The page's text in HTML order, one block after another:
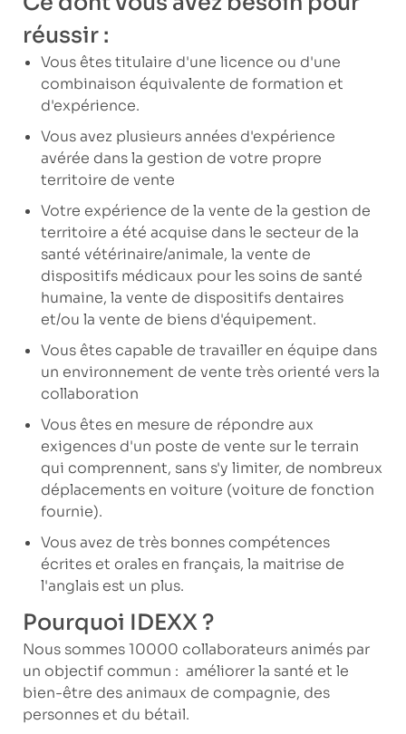
réussir :
Vous êtes titulaire d'une licence ou d'une
combinaison équivalente de formation et
d'expérience.
Vous avez plusieurs années d'expérience
avérée dans la gestion de votre propre
territoire de vente
Votre expérience de la vente de la gestion de
territoire a été acquise dans le secteur de la
santé vétérinaire/animale, la vente de
dispositifs médicaux pour les soins de santé
humaine, la vente de dispositifs dentaires
et/ou la vente de biens d'équipement.
Vous êtes capable de travailler en équipe dans
un environnement de vente très orienté vers la
collaboration
Vous êtes en mesure de répondre aux
exigences d'un poste de vente sur le terrain
qui comprennent, sans s'y limiter, de nombreux
déplacements en voiture (voiture de fonction
fournie).
Vous avez de très bonnes compétences
écrites et orales en français, la maitrise de
l'anglais est un plus.
Pourquoi IDEXX ?
Nous sommes 10000 collaborateurs animés par
un objectif commun : améliorer la santé et le
bien-être des animaux de compagnie, des
personnes et du bétail.